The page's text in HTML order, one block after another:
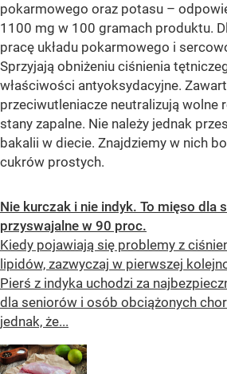
pokarmowego oraz potasu –
1100 mg w 100 gramach produktu.
pracę układu pokarmowego i
Sprzyjają obniżeniu ciśnienia
właściwości antyoksydacyjne.
przeciwutleniacze neutralizują wolne
stany zapalne. Nie należy jednak
bakalii w diecie. Znajdziemy w nich
cukrów prostych.
Nie kurczak i nie indyk. To mięso dla
przyswajalne w 90 proc.
Kiedy pojawiają się problemy z
lipidów, zazwyczaj w pierwszej
Pierś z indyka uchodzi za
dla seniorów i osób obciążonych
jednak, że...